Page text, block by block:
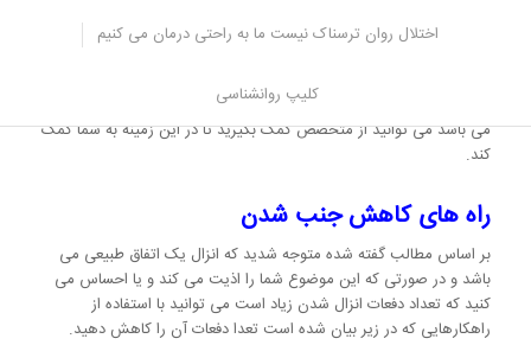
اختلال روان ترسناک نیست ما به راحتی درمان می کنیم
کلیپ روانشناسی
ممکن است میزان این مقدار منی هم طبیعی به نظر برسد زیرا تعداد
دفعات خروج منی به عوامل مختلفی مانند ژنتیک، محیط، وضعیت
برای این که مطمئن شوید مشکلی ندارید و این مقدار مایع منی طبیعی
می باشد می توانید از متخصص کمک بگیرید تا در این زمینه به شما کمک
کند.
راه های کاهش جنب شدن
بر اساس مطالب گفته شده متوجه شدید که انزال یک اتفاق طبیعی می
باشد و در صورتی که این موضوع شما را اذیت می کند و یا احساس می
کنید که تعداد دفعات انزال شدن زیاد است می توانید با استفاده از
راهکارهایی که در زیر بیان شده است تعدا دفعات آن را کاهش دهید.